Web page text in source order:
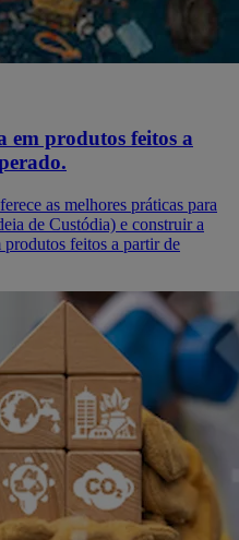
em produtos feitos a
as melhores práticas para
de Custódia) e construir a
feitos a partir de